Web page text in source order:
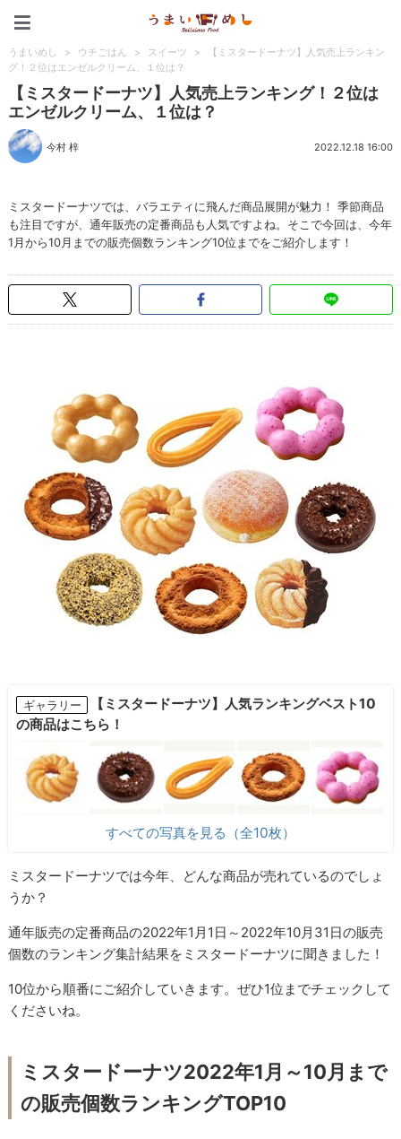
うまいめし > ウチごはん > スイーツ >
【ミスタードーナツ】人気売上ランキン
グ！２位はエンゼルクリーム、１位は？
【ミスタードーナツ】人気売上ランキング！２位は
エンゼルクリーム、１位は？
今村 梓 2022.12.18 16:00
ミスタードーナツでは、バラエティに飛んだ商品展開が魅力！ 季節商品
も注目ですが、通年販売の定番商品も人気ですよね。そこで今回は、今年
1月から10月までの販売個数ランキング10位までをご紹介します！
ギャラリー
【ミスタードーナツ】人気ランキングベスト10
の商品はこちら！
すべての写真を見る（全10枚）
ミスタードーナツでは今年、どんな商品が売れているのでしょ
うか？
通年販売の定番商品の2022年1月1日～2022年10月31日の販売
個数のランキング集計結果をミスタードーナツに聞きました！
10位から順番にご紹介していきます。ぜひ1位までチェックして
くださいね。
ミスタードーナツ2022年1月～10月まで
の販売個数ランキングTOP10